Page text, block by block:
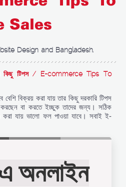
Sales
Design and Bangladesh.
কিছু টিপস / E-commerce Tips To
বিক্রয় করা যায় তার কিছু দরকারি টিপস
করছেন বা করতে ইচ্ছুক তাদের জন্য। সঠিক
যায় ভালো ফল পাওয়া যাবে। সবাই ই-
এ অনলাইন